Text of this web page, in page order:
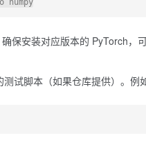
保安装对应版本的 PyTorch，
试脚本（如果仓库提供）。例如